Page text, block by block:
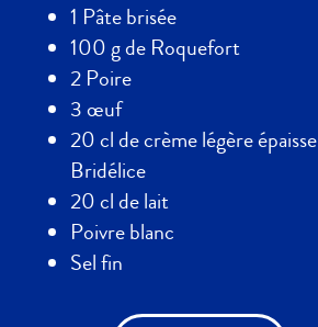
1 Pâte brisée
100 g de Roquefort
2 Poire
3 œuf
20 cl de crème légère épaisse
Bridélice
20 cl de lait
Poivre blanc
Sel fin